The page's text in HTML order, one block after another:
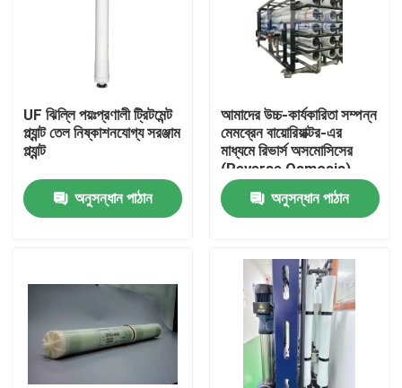
পণ্য
ভিডিও
UF ঝিল্লি পয়ঃপ্রণালী ট্রিটমেন্ট
প্ল্যান্ট তেল নিষ্কাশনযোগ্য সরঞ্জাম
প্ল্যান্ট
অনুসন্ধান পাঠান
আমাদের উচ্চ-কার্যকারিতা সম্পন্ন
মেমব্রেন বায়োরিয়াক্টর-এর
মাধ্যমে রিভার্স অসমোসিসের
(Reverse Osmosis)
ক্ষেত্রে অতুলনীয় দক্ষতা অর্জন
করুন
অনুসন্ধান পাঠান